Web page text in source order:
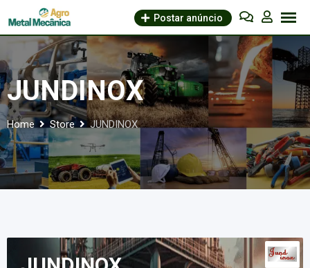
to
Postar anúncio
JUNDINOX
Home Store JUNDINOX